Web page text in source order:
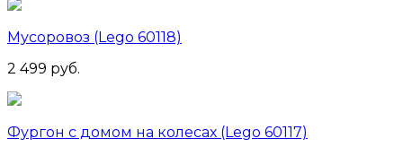
Мусоровоз (Lego 60118)
2 499 руб.
Фургон с домом на колесах (Lego 60117)